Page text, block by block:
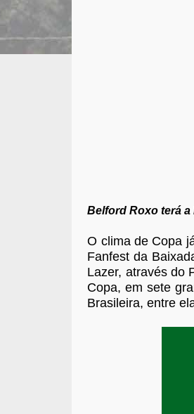
Belford Roxo terá
O clima de Copa
Fanfest da
Lazer, através do
Copa, em sete
Brasileira, entre